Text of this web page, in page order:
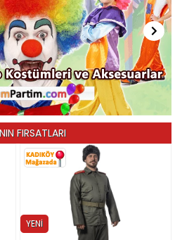
FIRSATLARI
YENI